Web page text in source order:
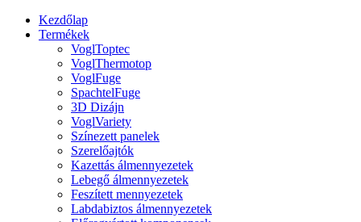
Kezdőlap
Termékek
VoglToptec
VoglThermotop
VoglFuge
SpachtelFuge
3D Dizájn
VoglVariety
Színezett panelek
Szerelőajtók
Kazettás álmennyezetek
Lebegő álmennyezetek
Feszített mennyezetek
Labdabiztos álmennyezetek